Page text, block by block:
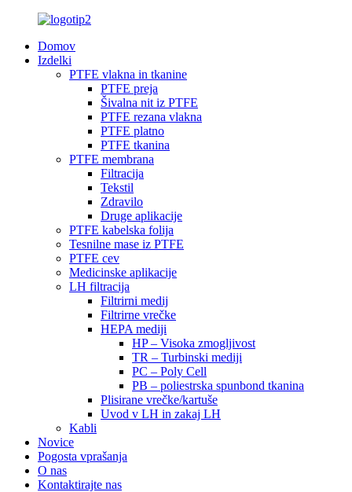
Domov
Izdelki
PTFE vlakna in tkanine
PTFE preja
Šivalna nit iz PTFE
PTFE rezana vlakna
PTFE platno
PTFE tkanina
PTFE membrana
Filtracija
Tekstil
Zdravilo
Druge aplikacije
PTFE kabelska folija
Tesnilne mase iz PTFE
PTFE cev
Medicinske aplikacije
LH filtracija
Filtrirni medij
Filtrirne vrečke
HEPA mediji
HP – Visoka zmogljivost
TR – Turbinski mediji
PC – Poly Cell
PB – poliestrska spunbond tkanina
Plisirane vrečke/kartuše
Uvod v LH in zakaj LH
Kabli
Novice
Pogosta vprašanja
O nas
Kontaktirajte nas